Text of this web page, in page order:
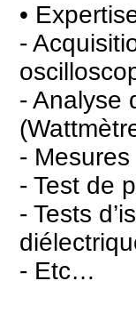
•
-
- Analyse
-
- Test de
- Tests
- Etc…